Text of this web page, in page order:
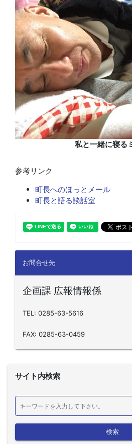
私と一緒に寝る
参考リンク
町長へのほっとメール
町長と語る談話室
お問合せ先
企画課 広報情報係
TEL: 0285-63-5616
FAX: 0285-63-0459
サイト内検索
検索